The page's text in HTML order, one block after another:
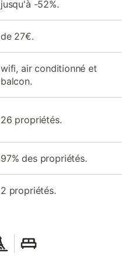
jusqu'à -52%.
de 27€.
wifi, air conditionné et
balcon.
26 propriétés.
97% des propriétés.
2 propriétés.